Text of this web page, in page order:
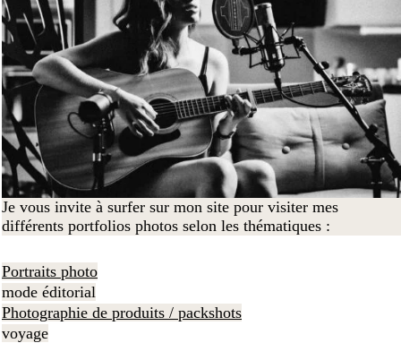
Je vous invite à surfer sur mon site pour visiter mes
différents portfolios photos selon les thématiques :
Portraits photo
mode éditorial
Photographie de produits / packshots
voyage